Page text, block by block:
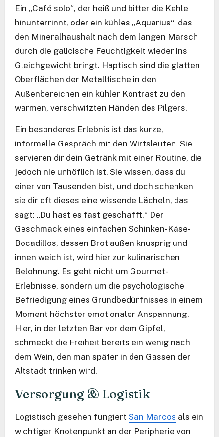
Ein „Café solo“, der heiß und bitter die Kehle
hinunterrinnt, oder ein kühles „Aquarius“, das
den Mineralhaushalt nach dem langen Marsch
durch die galicische Feuchtigkeit wieder ins
Gleichgewicht bringt. Haptisch sind die glatten
Oberflächen der Metalltische in den
Außenbereichen ein kühler Kontrast zu den
warmen, verschwitzten Händen des Pilgers.
Ein besonderes Erlebnis ist das kurze,
informelle Gespräch mit den Wirtsleuten. Sie
servieren dir dein Getränk mit einer Routine, die
jedoch nie unhöflich ist. Sie wissen, dass du
einer von Tausenden bist, und doch schenken
sie dir oft dieses eine wissende Lächeln, das
sagt: „Du hast es fast geschafft.“ Der
Geschmack eines einfachen Schinken-Käse-
Bocadillos, dessen Brot außen knusprig und
innen weich ist, wird hier zur kulinarischen
Belohnung. Es geht nicht um Gourmet-
Erlebnisse, sondern um die psychologische
Befriedigung eines Grundbedürfnisses in einem
Moment höchster emotionaler Anspannung.
Hier, in der letzten Bar vor dem Gipfel,
schmeckt die Freiheit bereits ein wenig nach
dem Wein, den man später in den Gassen der
Altstadt trinken wird.
Versorgung & Logistik
Logistisch gesehen fungiert San Marcos als ein
wichtiger Knotenpunkt an der Peripherie von